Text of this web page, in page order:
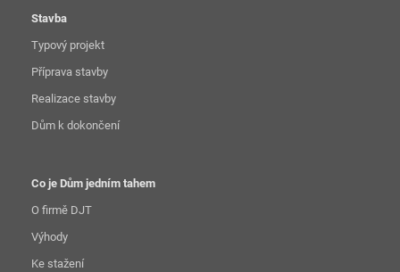
Stavba
Typový projekt
Příprava stavby
Realizace stavby
Dům k dokončení
Co je Dům jedním tahem
O firmě DJT
Výhody
Ke stažení